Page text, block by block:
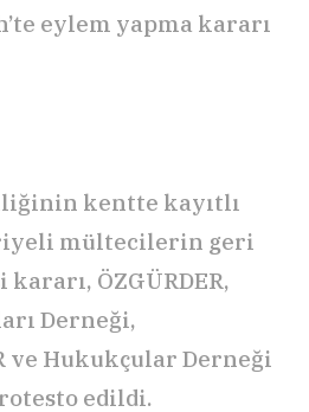
eylem yapma kararı
kentte kayıtlı
mültecilerin geri
ÖZGÜRDER,
Derneği,
ve Hukukçular Derneği
edildi.